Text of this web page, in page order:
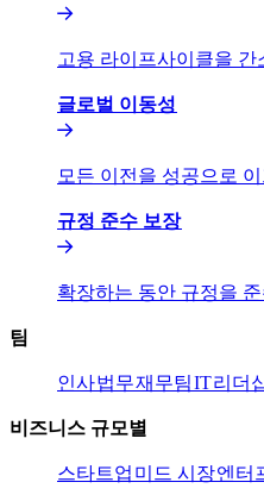
고용 라이프사이클을 간
글로벌 이동성​​
모든 이전을 성공으로
규정 준수 보장​​
확장하는 동안 규정을
팀​​
인사​​법무​​재무팀​​IT​​리더
비즈니스 규모별​​
스타트업​​ 미드 시장​​엔터